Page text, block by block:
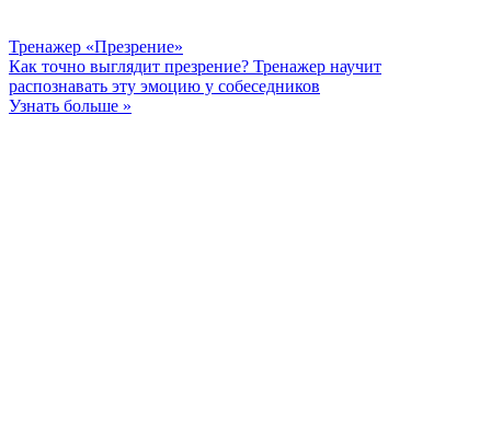
Тренажер «Презрение»
Как точно выглядит презрение? Тренажер научит
распознавать эту эмоцию у собеседников
Узнать больше »